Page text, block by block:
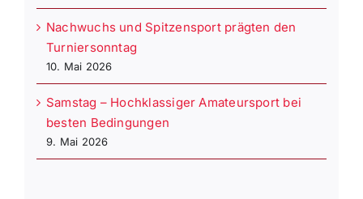
Nachwuchs und Spitzensport prägten den
Turniersonntag
10. Mai 2026
Samstag – Hochklassiger Amateursport bei
besten Bedingungen
9. Mai 2026